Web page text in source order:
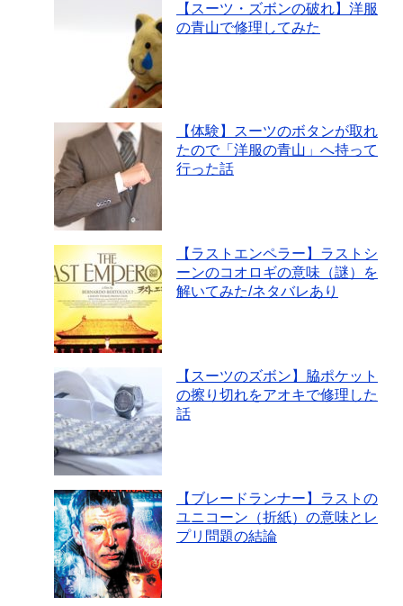
【スーツ・ズボンの破れ】洋服
の青山で修理してみた
【体験】スーツのボタンが取れ
たので「洋服の青山」へ持って
行った話
【ラストエンペラー】ラストシ
ーンのコオロギの意味（謎）を
解いてみた/ネタバレあり
【スーツのズボン】脇ポケット
の擦り切れをアオキで修理した
話
【ブレードランナー】ラストの
ユニコーン（折紙）の意味とレ
プリ問題の結論